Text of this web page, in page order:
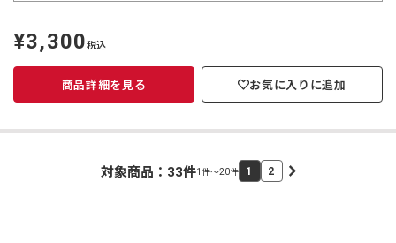
定
価
¥3,300税込
商品詳細を見る お気に入りに追加
対象商品： 33件1件～20件 1 2